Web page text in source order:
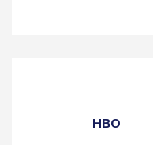
HBO